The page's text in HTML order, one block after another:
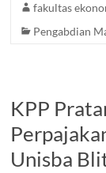
fakultas
Pengabdian
KPP
Unisba